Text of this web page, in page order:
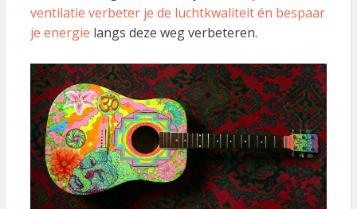
ventilatie verbeter je de luchtkwaliteit én bespaar
je energie langs deze weg verbeteren.